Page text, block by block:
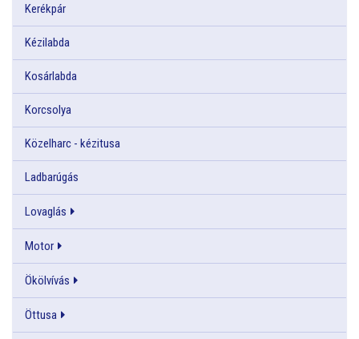
Kerékpár
Kézilabda
Kosárlabda
Korcsolya
Közelharc - kézitusa
Ladbarúgás
Lovaglás
Motor
Ökölvívás
Öttusa